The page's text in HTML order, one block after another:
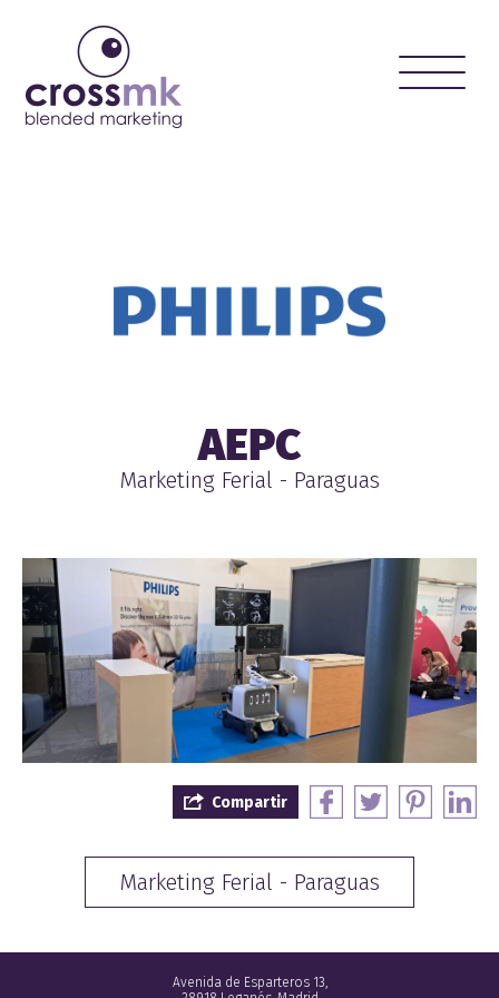
Toggle
AEPC
Marketing Ferial - Paraguas
Compartir
Marketing Ferial - Paraguas
Avenida de Esparteros 13,